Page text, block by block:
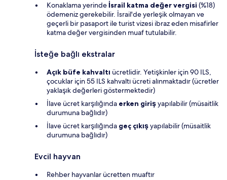
Konaklama yerindeİsrail katma değer vergisi (%18)
ödemeniz gerekebilir. İsrail'de yerleşik olmayan ve
geçerli bir pasaport ile turist vizesi ibraz eden misafirler
katma değer vergisinden muaf tutulabilir.
İsteğe bağlı ekstralar
Açık büfe kahvaltı ücretlidir. Yetişkinler için 90 ILS,
çocuklar için 55 ILS kahvaltı ücreti alınmaktadır (ücretler
yaklaşık değerleri göstermektedir)
İlave ücret karşılığında erken girişyapılabilir (müsaitlik
durumuna bağlıdır)
İlave ücret karşılığında geç çıkışyapılabilir (müsaitlik
durumuna bağlıdır)
Evcil hayvan
Rehber hayvanlar ücretten muaftır